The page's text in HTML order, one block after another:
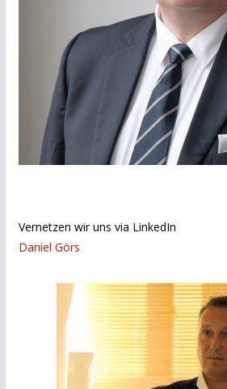
Vernetzen wir uns via LinkedIn
Daniel Görs